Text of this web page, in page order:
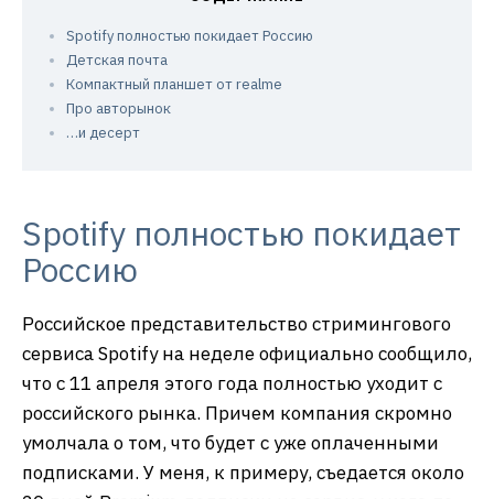
Spotify полностью покидает Россию
Детская почта
Компактный планшет от realme
Про авторынок
…и десерт
Spotify полностью покидает
Россию
Российское представительство стримингового
сервиса Spotify на неделе официально сообщило,
что с 11 апреля этого года полностью уходит с
российского рынка. Причем компания скромно
умолчала о том, что будет с уже оплаченными
подписками. У меня, к примеру, съедается около